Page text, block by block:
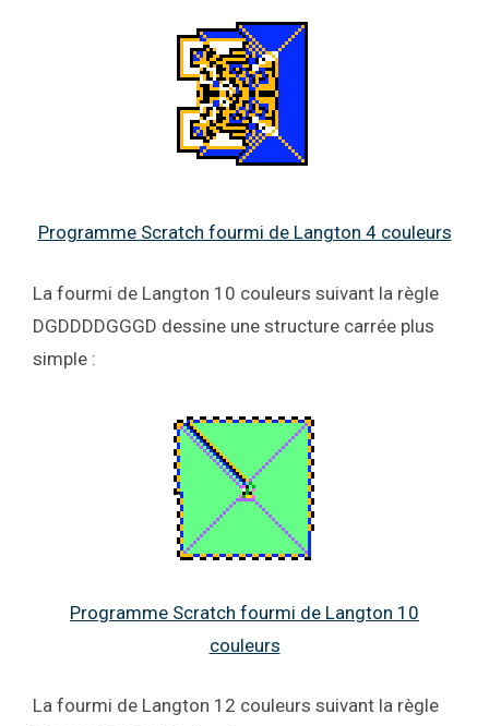
Programme Scratch fourmi de Langton 4 couleurs
La fourmi de Langton 10 couleurs suivant la règle
DGDDDDGGGD dessine une structure carrée plus
simple :
Programme Scratch fourmi de Langton 10
couleurs
La fourmi de Langton 12 couleurs suivant la règle